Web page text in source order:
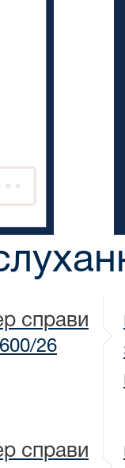
справи
26
справи